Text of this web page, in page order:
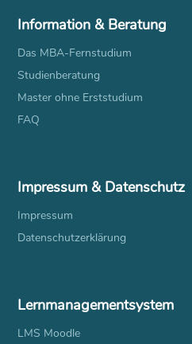
Information & Beratung
Das MBA-Fernstudium
Studienberatung
Master ohne Erststudium
FAQ
Impressum & Datenschutz
Impressum
Datenschutzerklärung
Lernmanagementsystem
LMS Moodle